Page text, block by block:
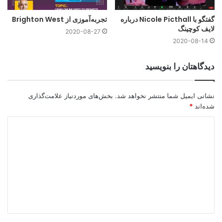
گفتگو با Nicole Picthall درباره
لایف کوچینگ
2020-08-14
تجربه‌آموزی از Brighton West
2020-08-27
دیدگاهتان را بنویسید
نشانی ایمیل شما منتشر نخواهد شد. بخش‌های موردنیاز علامت‌گذاری
شده‌اند *
*